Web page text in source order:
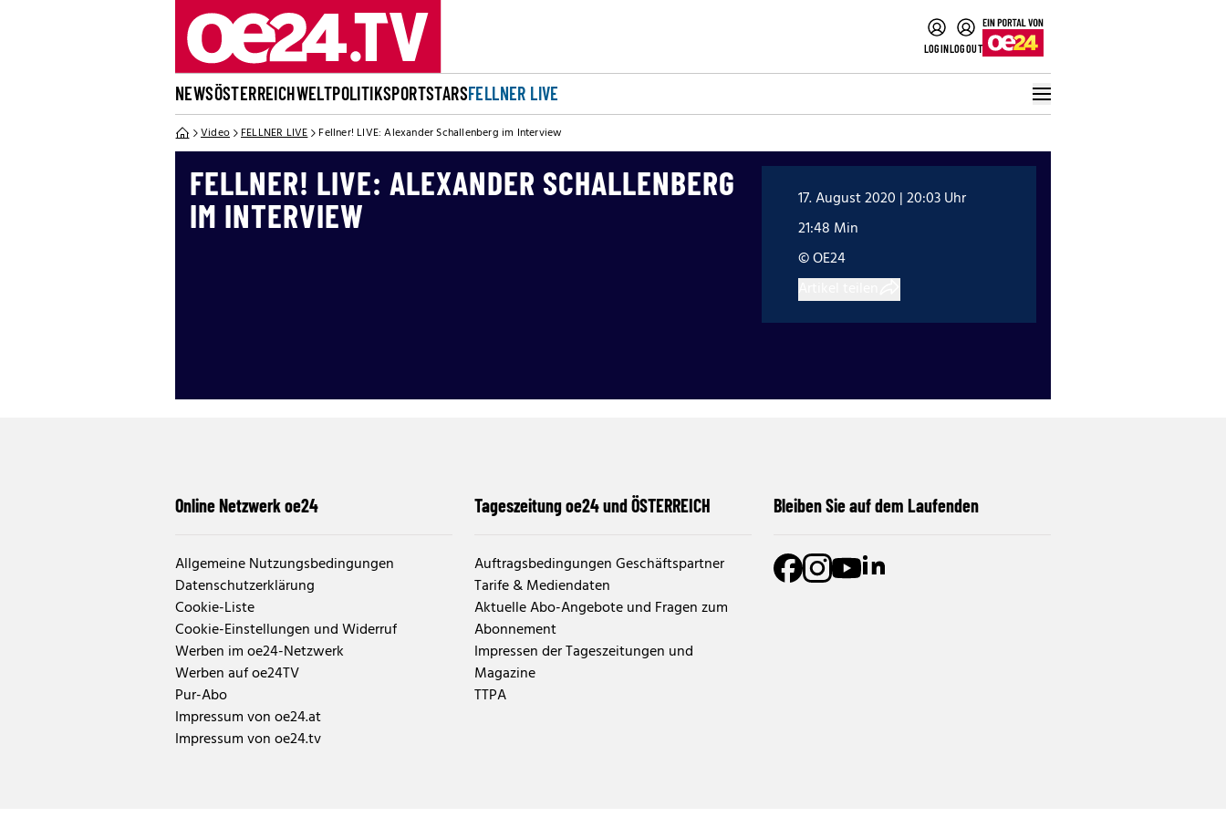
LOGINLOGOUT
NEWSÖSTERREICHWELTPOLITIKSPORTSTARSFELLNER LIVE
Video FELLNER LIVE Fellner! LIVE: Alexander Schallenberg im Interview
FELLNER! LIVE: ALEXANDER SCHALLENBERG
IM INTERVIEW
17. August 2020 | 20:03 Uhr
21:48 Min
© OE24
Online Netzwerk oe24
Allgemeine Nutzungsbedingungen
Datenschutzerklärung
Cookie-Liste
Cookie-Einstellungen und Widerruf
Werben im oe24-Netzwerk
Werben auf oe24TV
Pur-Abo
Impressum von oe24.at
Impressum von oe24.tv
Tageszeitung oe24 und ÖSTERREICH
Auftragsbedingungen Geschäftspartner
Tarife & Mediendaten
Aktuelle Abo-Angebote und Fragen zum
Abonnement
Impressen der Tageszeitungen und
Magazine
TTPA
Bleiben Sie auf dem Laufenden